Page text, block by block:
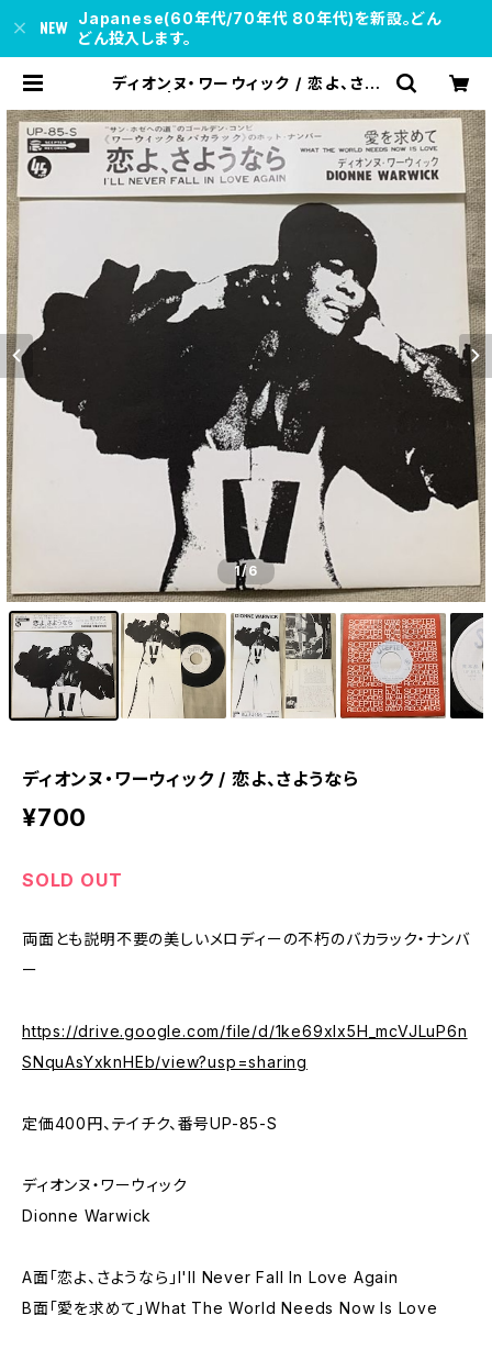
Japanese(60年代/70年代 80年代)を新設。どん
どん投入します。
ディオンヌ・ワーウィック / 恋よ、さよ
1/6
ディオンヌ・ワーウィック / 恋よ、さようなら
¥700
SOLD OUT
両面とも説明不要の美しいメロディーの不朽のバカラック・ナンバ
ー
https://drive.google.com/file/d/1ke69xIx5H_mcVJLuP6n
SNquAsYxknHEb/view?usp=sharing
定価400円、テイチク、番号UP-85-S
ディオンヌ・ワーウィック
Dionne Warwick
A面「恋よ、さようなら」I'll Never Fall In Love Again
B面「愛を求めて」What The World Needs Now Is Love